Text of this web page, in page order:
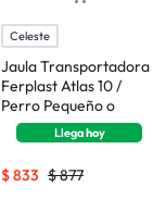
Celeste
Jaula Transportadora
Ferplast Atlas 10 /
Perro Pequeño o
Gatos
Llegahoy
$877
$833